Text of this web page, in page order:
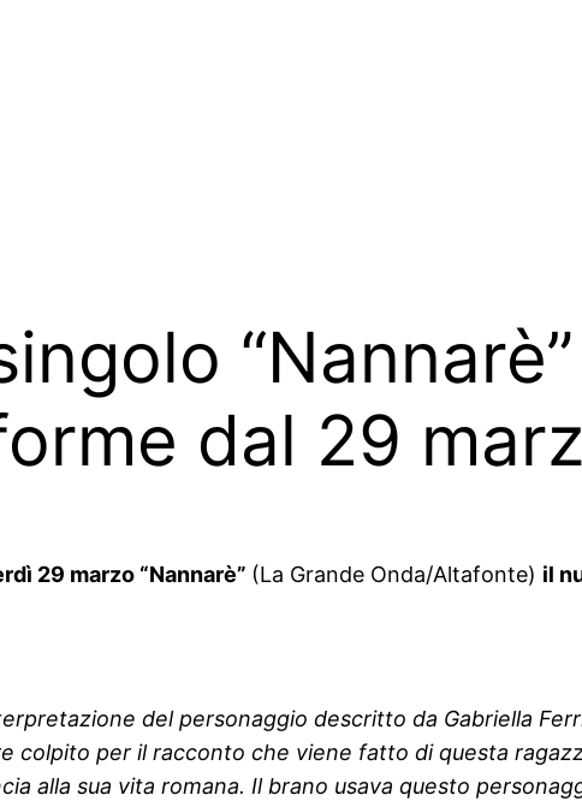
dal 29
29 marzo “Nannarè” (La Grande Onda/Altafonte) il
del personaggio descritto da Gabriella
colpito per il racconto che viene fatto di questa
alla sua vita romana. Il brano usava questo